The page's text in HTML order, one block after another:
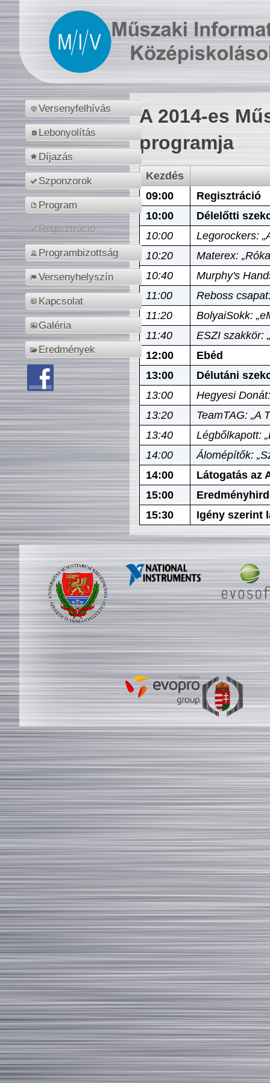
Versenyfelhívás
Lebonyolítás
Díjazás
Szponzorok
Program
Regisztráció
Programbizottság
Versenyhelyszín
Kapcsolat
Galéria
Eredmények
A 2014-es
programja
Kezdés
09:00
Regisztráció
10:00
Délelőtti
10:00
Legorockers:
10:20
Materex:
10:40
Murphy's
11:00
Reboss
11:20
BolyaiSokk:
11:40
ESZI szakkör:
12:00
Ebéd
13:00
Délutáni
13:00
Hegyesi
13:20
TeamTAG: „A
13:40
Légbőlkapott:
14:00
Álomépítők:
14:00
Látogatás az
15:00
15:30
Igény szerint